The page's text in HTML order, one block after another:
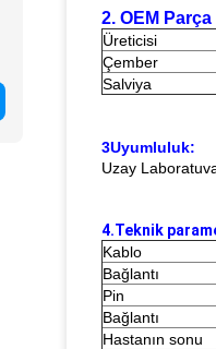
2. OEM
Üreticisi
Çember
Salviya
3Uyumluluk:
Uzay
4.Teknik
Kablo
Bağlantı
Pin
Bağlantı
Hastanın sonu